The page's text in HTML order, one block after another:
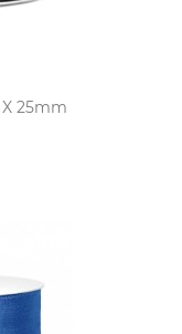
25mm